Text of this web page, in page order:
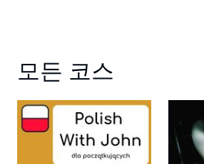
모든 코스